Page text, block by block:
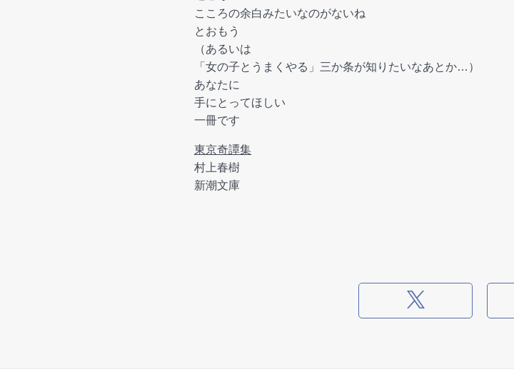
こころの余白みたいなのがないね
とおもう
（あるいは
「女の子とうまくやる」三か条が知りたいなあとか…）
あなたに
手にとってほしい
一冊です
東京奇譚集
村上春樹
新潮文庫